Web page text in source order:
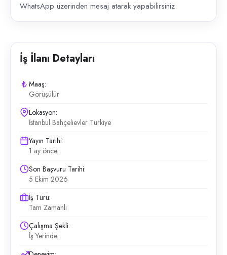
WhatsApp üzerinden mesaj atarak yapabilirsiniz.
İş İlanı Detayları
Maaş:
Görüşülür
Lokasyon:
İstanbul Bahçelievler Türkiye
Yayın Tarihi:
1 ay önce
Son Başvuru Tarihi:
5 Ekim 2026
İş Türü:
Tam Zamanlı
Çalışma Şekli:
İş Yerinde